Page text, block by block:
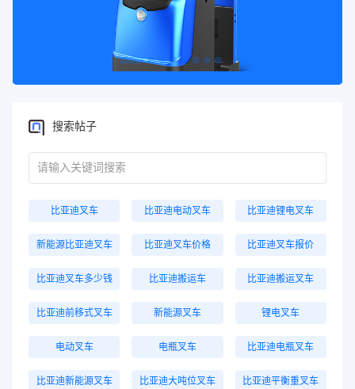
搜索帖子
比亚迪叉车 比亚迪电动叉车 比亚迪锂电叉车
新能源比亚迪叉车 比亚迪叉车价格 比亚迪叉车报价
比亚迪叉车多少钱 比亚迪搬运车 比亚迪搬运叉车
比亚迪前移式叉车 新能源叉车 锂电叉车
电动叉车 电瓶叉车 比亚迪电瓶叉车
比亚迪新能源叉车 比亚迪大吨位叉车 比亚迪平衡重叉车